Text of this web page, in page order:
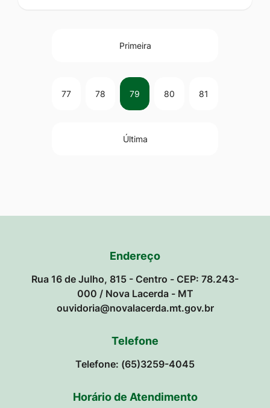
Primeira
77 78 79 80 81
Última
Endereço
Rua 16 de Julho, 815 - Centro - CEP: 78.243-
000 / Nova Lacerda - MT
ouvidoria@novalacerda.mt.gov.br
Telefone
Telefone: (65)3259-4045
Horário de Atendimento